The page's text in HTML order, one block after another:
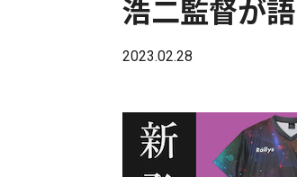
浩二監督が
2023.02.28